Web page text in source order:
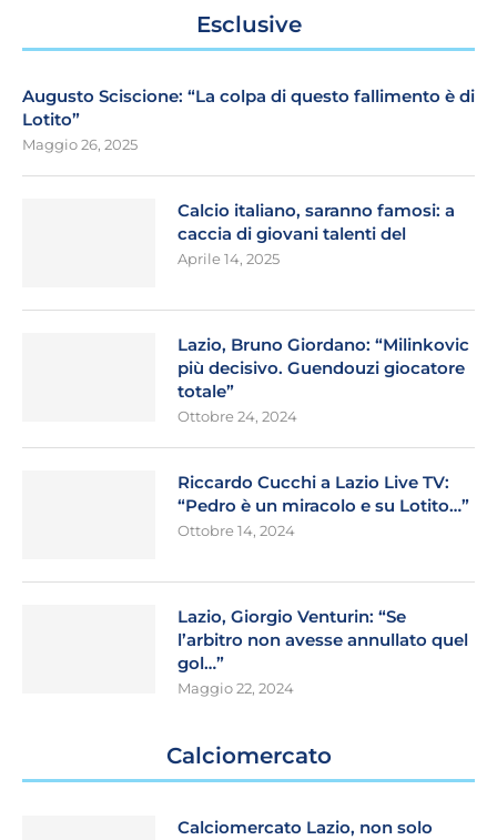
Esclusive
Augusto Sciscione: “La colpa di questo fallimento è di
Lotito”
Maggio 26, 2025
Calcio italiano, saranno famosi: a
caccia di giovani talenti del
Aprile 14, 2025
Lazio, Bruno Giordano: “Milinkovic
più decisivo. Guendouzi giocatore
totale”
Ottobre 24, 2024
Riccardo Cucchi a Lazio Live TV:
“Pedro è un miracolo e su Lotito…”
Ottobre 14, 2024
Lazio, Giorgio Venturin: “Se
l’arbitro non avesse annullato quel
gol…”
Maggio 22, 2024
Calciomercato
Calciomercato Lazio, non solo